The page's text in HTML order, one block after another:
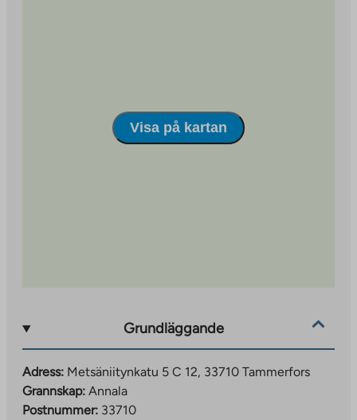
Visa på kartan
Grundläggande
Adress: Metsäniitynkatu 5 C 12, 33710 Tammerfors
Grannskap: Annala
Postnummer: 33710